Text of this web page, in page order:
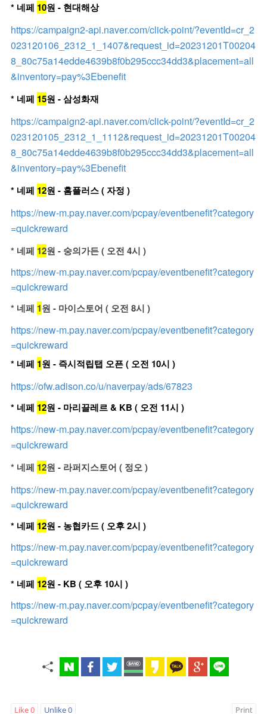
* 네페 10원 - 현대해상
https://campaign2-api.naver.com/click-point/?eventId=cr_2
023120106_2312_1_1407&request_id=20231201T00204
8_80c75a14edde4639b8f0b295ccc34dd3&placement=all
&inventory=pay%3Ebenefit
* 네페 15원 - 삼성화재
https://campaign2-api.naver.com/click-point/?eventId=cr_2
023120105_2312_1_1112&request_id=20231201T00204
8_80c75a14edde4639b8f0b295ccc34dd3&placement=all
&inventory=pay%3Ebenefit
* 네페 12원 - 홈플러스 ( 자정 )
https://new-m.pay.naver.com/pcpay/eventbenefit?category
=quickreward
* 네페 12원 - 숭의가든 ( 오전 4시 )
https://new-m.pay.naver.com/pcpay/eventbenefit?category
=quickreward
* 네페 1원 - 마이스토어 ( 오전 8시 )
https://new-m.pay.naver.com/pcpay/eventbenefit?category
=quickreward
* 네페 1원 - 즉시적립탭 오픈 ( 오전 10시 )
https://ofw.adison.co/u/naverpay/ads/67823
* 네페 12원 - 마리끌레르& KB ( 오전 11시 )
https://new-m.pay.naver.com/pcpay/eventbenefit?category
=quickreward
* 네페 12원 - 라퍼지스토어 ( 정오 )
https://new-m.pay.naver.com/pcpay/eventbenefit?category
=quickreward
* 네페 12원 - 농협카드 ( 오후 2시 )
https://new-m.pay.naver.com/pcpay/eventbenefit?category
=quickreward
* 네페 12원 - KB ( 오후 10시 )
https://new-m.pay.naver.com/pcpay/eventbenefit?category
=quickreward
Like0 Unlike0 Print